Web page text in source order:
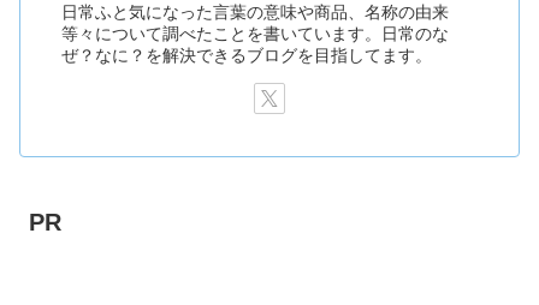
日常ふと気になった言葉の意味や商品、名称の由来
等々について調べたことを書いています。日常のな
ぜ？なに？を解決できるブログを目指してます。
PR